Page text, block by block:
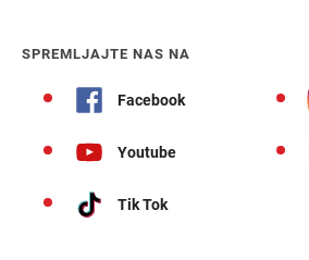
SPREMLJAJTE NAS NA
Facebook
Youtube
Tik Tok